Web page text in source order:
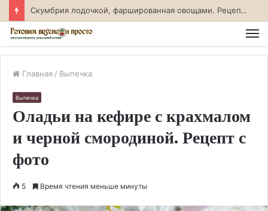
Скумбрия лодочкой, фаршированная овощами. Рецепт с фото
Главная / Выпечка
Выпечка
Оладьи на кефире с крахмалом
и черной смородиной. Рецепт с
фото
5 Время чтения меньше минуты